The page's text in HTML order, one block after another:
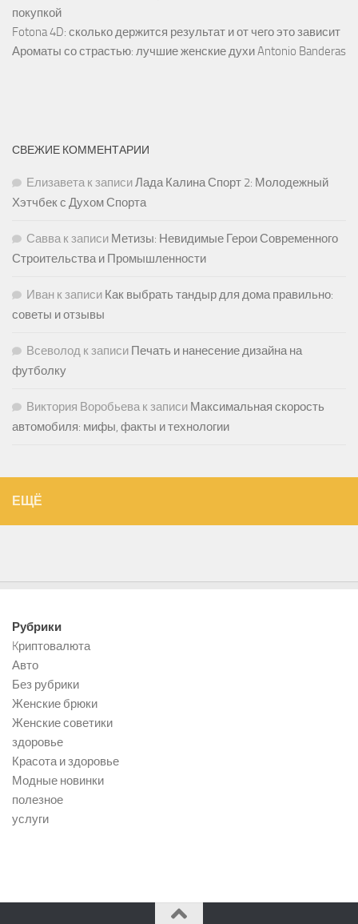
покупкой
Fotona 4D: сколько держится результат и от чего это зависит
Ароматы со страстью: лучшие женские духи Antonio Banderas
СВЕЖИЕ КОММЕНТАРИИ
Елизаветак записиЛада Калина Спорт 2: Молодежный
Хэтчбек с Духом Спорта
Саввак записи Метизы: Невидимые Герои Современного
Строительства и Промышленности
Иван к записи Как выбрать тандыр для дома правильно:
советы и отзывы
Всеволод к записи Печать и нанесение дизайна на
футболку
Виктория Воробьевак записи Максимальная скорость
автомобиля: мифы, факты и технологии
ЕЩЁ
Рубрики
Kриптовалюта
Авто
Без рубрики
Женские брюки
Женские советики
здоровье
Красота и здоровье
Модные новинки
полезное
услуги